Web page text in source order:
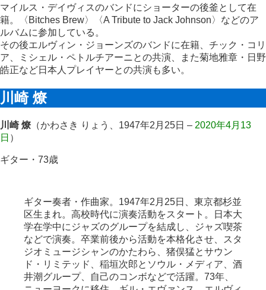
マイルス・デイヴィスのバンドにショーターの後釜として在
籍。〈Bitches Brew〉〈A Tribute to Jack Johnson〉などのア
ルバムに参加している。
その後エルヴィン・ジョーンズのバンドに在籍、チック・コリ
ア、ミシェル・ペトルチアーニとの共演、また菊地雅章・日野
皓正など日本人プレイヤーとの共演も多い。
川崎 燎
川崎 燎（かわさき りょう、1947年2月25日 – 2020年4月13
日 ）
ギター・73歳
ギター奏者・作曲家。1947年2月25日、東京都杉並
区生まれ。高校時代に演奏活動をスタート。日本大
学在学中にジャズのグループを結成し、ジャズ喫茶
などで演奏。卒業前後から活動を本格化させ、スタ
ジオミュージシャンのかたわら、猪俣猛とサウン
ド・リミテッド、稲垣次郎とソウル・メディア、酒
井潮グループ、自己のコンボなどで活躍。73年、